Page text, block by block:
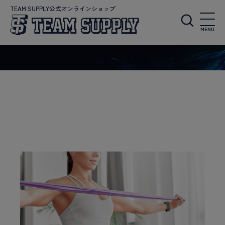
TEAM SUPPLY公式オンラインショップ
MENU